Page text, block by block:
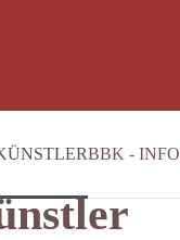
BBK - INFO